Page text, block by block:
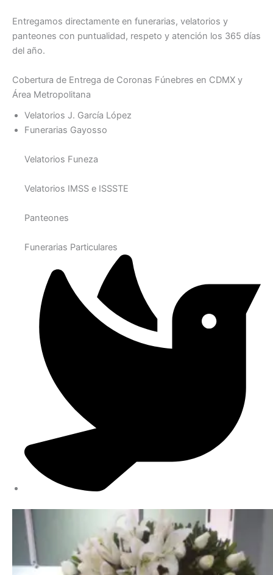
Entregamos directamente en funerarias, velatorios y
panteones con puntualidad, respeto y atención los 365 días
del año.
Cobertura de Entrega de Coronas Fúnebres en CDMX y
Área Metropolitana
Velatorios J. García López
Funerarias Gayosso
Velatorios Funeza
Velatorios IMSS e ISSSTE
Panteones
Funerarias Particulares